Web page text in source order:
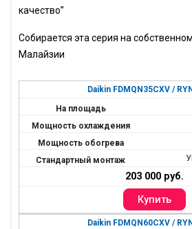
качество”
Собирается эта серия на
Малайзии
Daikin FDMQN35CXV /
203 000 руб.
Daikin FDMQN60CXV /